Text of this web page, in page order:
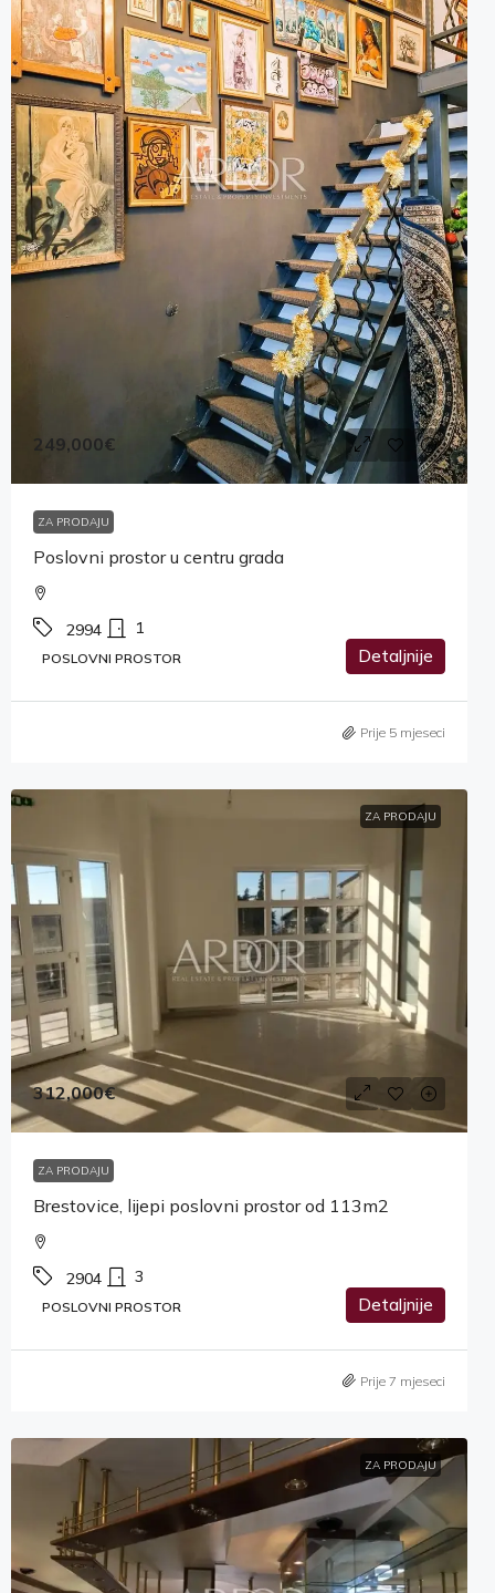
249,000€
ZA PRODAJU
Poslovni prostor u centru grada
2994 1
POSLOVNI PROSTOR Detaljnije
Prije 5 mjeseci
ZA PRODAJU
312,000€
ZA PRODAJU
Brestovice, lijepi poslovni prostor od 113m2
2904 3
POSLOVNI PROSTOR Detaljnije
Prije 7 mjeseci
ZA PRODAJU